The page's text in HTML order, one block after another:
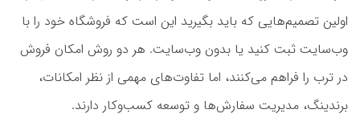
اولین تصمیم‌هایی که باید بگیرید این است که فروشگاه خود را با
وب‌سایت ثبت کنید یا بدون وب‌سایت. هر دو روش امکان فروش
در ترب را فراهم می‌کنند، اما تفاوت‌های مهمی از نظر امکانات،
برندینگ، مدیریت سفارش‌ها و توسعه کسب‌وکار دارند.